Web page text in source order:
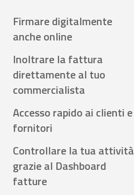
Firmare digitalmente
anche online
Inoltrare la fattura
direttamente al tuo
commercialista
Accesso rapido ai clienti e
fornitori
Controllare la tua attività
grazie al Dashboard
fatture